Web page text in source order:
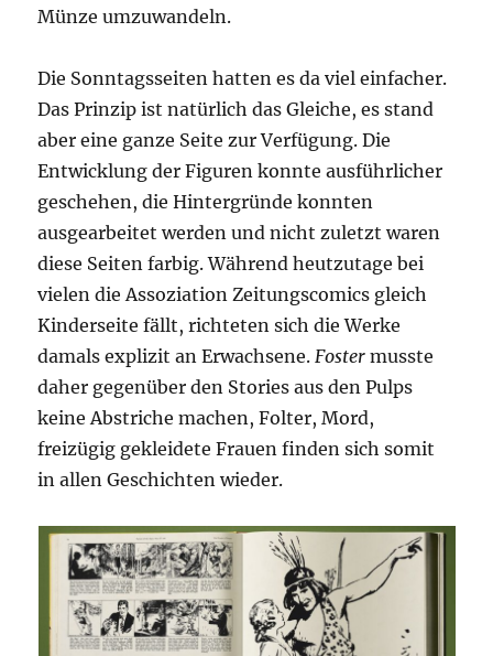
Münze umzuwandeln.
Die Sonntagsseiten hatten es da viel einfacher.
Das Prinzip ist natürlich das Gleiche, es stand
aber eine ganze Seite zur Verfügung. Die
Entwicklung der Figuren konnte ausführlicher
geschehen, die Hintergründe konnten
ausgearbeitet werden und nicht zuletzt waren
diese Seiten farbig. Während heutzutage bei
vielen die Assoziation Zeitungscomics gleich
Kinderseite fällt, richteten sich die Werke
damals explizit an Erwachsene.Foster musste
daher gegenüber den Stories aus den Pulps
keine Abstriche machen, Folter, Mord,
freizügig gekleidete Frauen finden sich somit
in allen Geschichten wieder.